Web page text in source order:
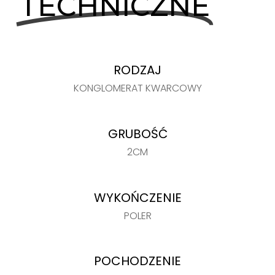
RODZAJ
KONGLOMERAT KWARCOWY
GRUBOŚĆ
2CM
WYKOŃCZENIE
POLER
POCHODZENIE